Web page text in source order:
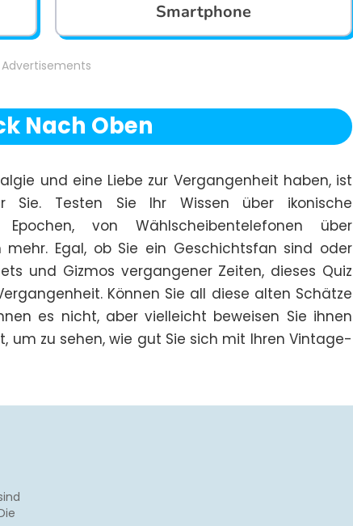
Smartphone
Advertisements
Nach Oben
und eine Liebe zur Vergangenheit haben, ist
Sie. Testen Sie Ihr Wissen über ikonische
von Wählscheibentelefonen über
Egal, ob Sie ein Geschichtsfan sind oder
und Gizmos vergangener Zeiten, dieses Quiz
Können Sie all diese alten Schätze
es nicht, aber vielleicht beweisen Sie ihnen
um zu sehen, wie gut Sie sich mit Ihren Vintage-